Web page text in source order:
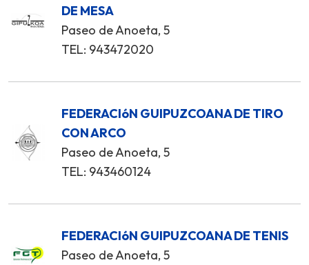
DE MESA
Paseo de Anoeta, 5
TEL: 943472020
FEDERACIóN GUIPUZCOANA DE TIRO
CON ARCO
Paseo de Anoeta, 5
TEL: 943460124
FEDERACIóN GUIPUZCOANA DE TENIS
Paseo de Anoeta, 5